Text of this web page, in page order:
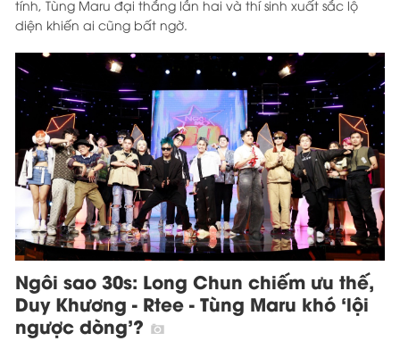
tính, Tùng Maru đại thắng lần hai và thí sinh xuất sắc lộ
diện khiến ai cũng bất ngờ.
Ngôi sao 30s: Long Chun chiếm ưu thế,
Duy Khương - Rtee - Tùng Maru khó ‘lội
ngược dòng’?